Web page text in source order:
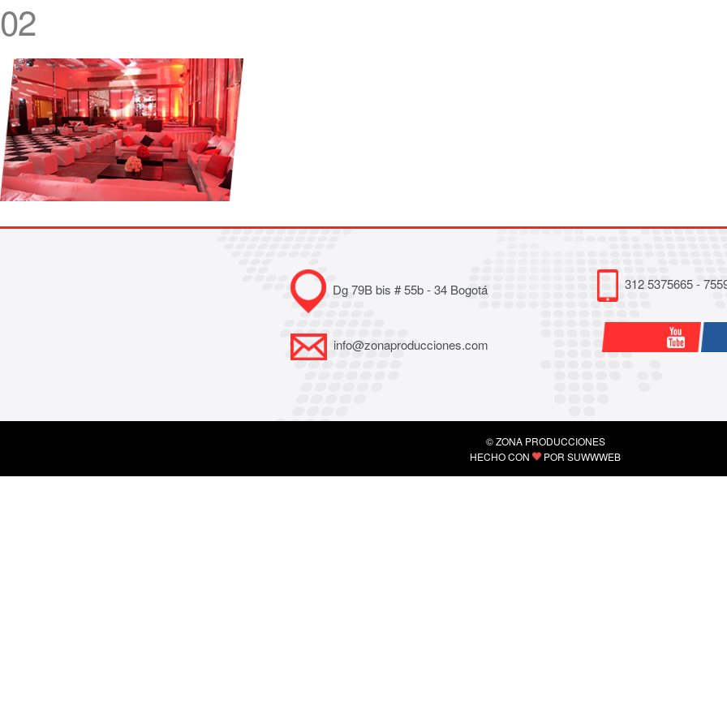
02
Dg 79B bis # 55b - 34 Bogotá
info@zonaproducciones.com
312 5375665 -
© ZONA PRODUCCIONES
HECHO CON
POR SUWWWEB